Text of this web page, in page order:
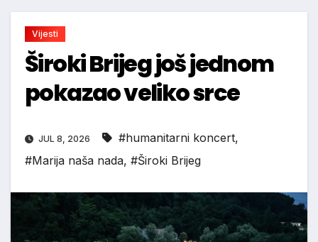
Vijesti
Široki Brijeg još jednom
pokazao veliko srce
JUL 8, 2026 #humanitarni koncert,
#Marija naša nada, #Široki Brijeg